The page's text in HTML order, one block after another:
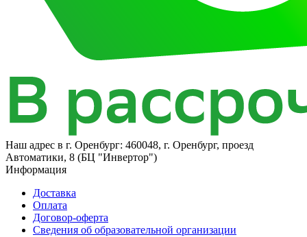
Наш адрес в г. Оренбург: 460048, г. Оренбург, проезд
Автоматики, 8​ (БЦ "Инвертор")
Информация
Доставка
Оплата
Договор-оферта
Сведения об образовательной организации